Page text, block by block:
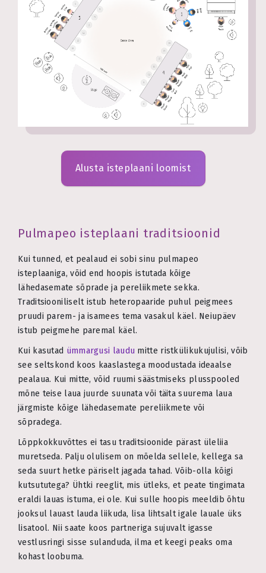
Alusta isteplaani loomist
Pulmapeo isteplaani traditsioonid
Kui tunned, et pealaud ei sobi sinu pulmapeo
isteplaaniga, võid end hoopis istutada kõige
lähedasemate sõprade ja pereliikmete sekka.
Traditsiooniliselt istub heteropaaride puhul peigmees
pruudi parem- ja isamees tema vasakul käel. Neiu­päev
istub peigmehe paremal käel.
Kui kasutad ümmargusi laudu mitte ristkülikukujulisi, võib
see seltskond koos kaaslastega moodustada ideaalse
pealaua. Kui mitte, võid ruumi säästmiseks plusspooled
mõne teise laua juurde suunata või täita suurema laua
järgmiste kõige lähedasemate pereliikmete või
sõpradega.
Lõppkokkuvõttes ei tasu traditsioonide pärast üleliia
muretseda. Palju olulisem on mõelda sellele, kellega sa
seda suurt hetke päriselt jagada tahad. Võib-olla kõigi
kutsututega? Ühtki reeglit, mis ütleks, et peate tingimata
eraldi lauas istuma, ei ole. Kui sulle hoopis meeldib õhtu
jooksul lauast lauda liikuda, lisa lihtsalt igale lauale üks
lisatool. Nii saate koos partneriga sujuvalt igasse
vestlusringi sisse sulanduda, ilma et keegi peaks oma
kohast loobuma.